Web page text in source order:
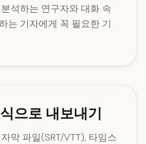
석하는 연구자와 대화 속
는 기자에게 꼭 필요한 기
으로 내보내기
막 파일(SRT/VTT), 타임스